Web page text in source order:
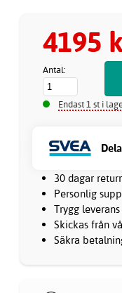
4195
Antal:
Endast 1 st i
30 dagar
Personlig
Trygg
Skickas från
Säkra